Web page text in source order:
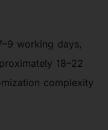
working days,
18–22
complexity